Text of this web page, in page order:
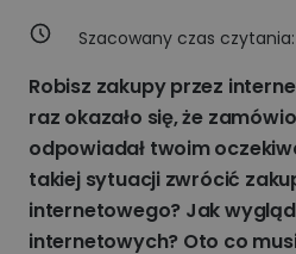
Szacowany czas czytania:
Robisz zakupy przez
raz okazało się, że
odpowiadał twoim
takiej sytuacji zwrócić
internetowego? Jak
internetowych? Oto co